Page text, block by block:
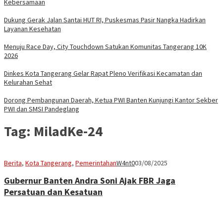
Dukung Gerak Jalan Santai HUT RI, Puskesmas Pasir Nangka Hadirkan
Layanan Kesehatan
Menuju Race Day, City Touchdown Satukan Komunitas Tangerang 10K
2026
Dinkes Kota Tangerang Gelar Rapat Pleno Verifikasi Kecamatan dan
Kelurahan Sehat
Dorong Pembangunan Daerah, Ketua PWI Banten Kunjungi Kantor Sekber
PWI dan SMSI Pandeglang
Tag: MiladKe-24
Berita, Kota Tangerang, PemerintahanW4nt003/08/2025
Gubernur Banten Andra Soni Ajak FBR Jaga
Persatuan dan Kesatuan